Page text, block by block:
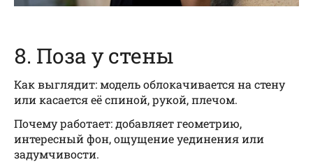
8. Поза у стены
Как выглядит: модель облокачивается на стену
или касается её спиной, рукой, плечом.
Почему работает: добавляет геометрию,
интересный фон, ощущение уединения или
задумчивости.